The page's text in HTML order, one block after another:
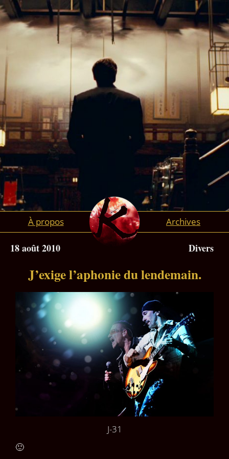
À propos Archives
18 août 2010 Divers
J’exige l’aphonie du lendemain.
J-31
🙂